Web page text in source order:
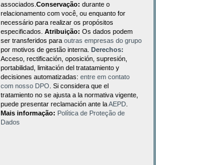
associados. Conservação: durante o
relacionamento com você, ou enquanto for
necessário para realizar os propósitos
especificados. Atribuição: Os dados podem
ser transferidos para outras empresas do grupo
por motivos de gestão interna. Derechos:
Acceso, rectificación, oposición, supresión,
portabilidad, limitación del tratatamiento y
decisiones automatizadas: entre em contato
com nosso DPO . Si considera que el
tratamiento no se ajusta a la normativa vigente,
puede presentar reclamación ante laAEPD
Mais informação: Política de Proteção de
Dados